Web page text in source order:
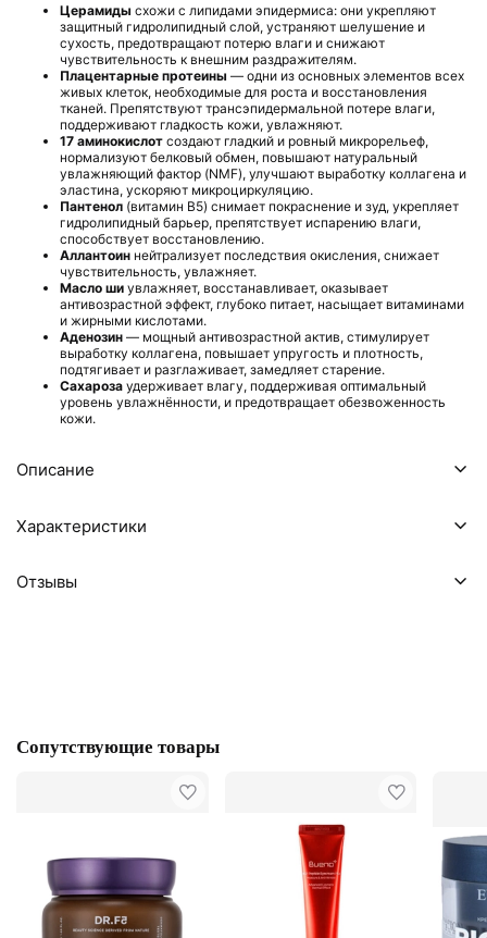
Церамиды схожи с липидами эпидермиса: они укрепляют
защитный гидролипидный слой, устраняют шелушение и
сухость, предотвращают потерю влаги и снижают
чувствительность к внешним раздражителям.
Плацентарные протеины — одни из основных элементов всех
живых клеток, необходимые для роста и восстановления
тканей. Препятствуют трансэпидермальной потере влаги,
поддерживают гладкость кожи, увлажняют.
17 аминокислот создают гладкий и ровный микрорельеф,
нормализуют белковый обмен, повышают натуральный
увлажняющий фактор (NMF), улучшают выработку коллагена и
эластина, ускоряют микроциркуляцию.
Пантенол (витамин B5) снимает покраснение и зуд, укрепляет
гидролипидный барьер, препятствует испарению влаги,
способствует восстановлению.
Аллантоин нейтрализует последствия окисления, снижает
чувствительность, увлажняет.
Масло ши увлажняет, восстанавливает, оказывает
антивозрастной эффект, глубоко питает, насыщает витаминами
и жирными кислотами.
Аденозин — мощный антивозрастной актив, стимулирует
выработку коллагена, повышает упругость и плотность,
подтягивает и разглаживает, замедляет старение.
Сахароза удерживает влагу, поддерживая оптимальный
уровень увлажнённости, и предотвращает обезвоженность
кожи.
Описание
Характеристики
Отзывы
Сопутствующие товары